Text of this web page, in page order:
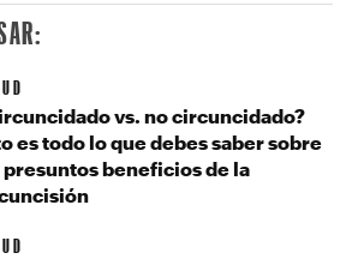
vs. no circuncidado?
es todo lo que debes saber sobre
presuntos beneficios de la